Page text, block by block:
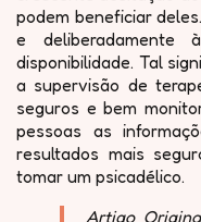
podem beneficiar
e deliberadamente
disponibilidade. Tal
a supervisão de
seguros e bem
pessoas as
resultados mais
tomar um psicadélico.
Artigo